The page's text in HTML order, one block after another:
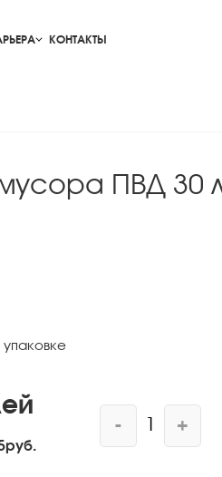
КОНТАКТЫ
ПВД 30
упаковке
руб.
- +